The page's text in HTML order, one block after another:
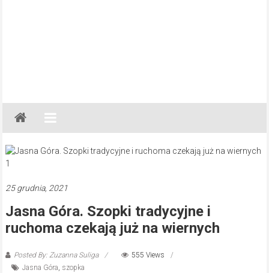
Gazeta
Regionalna
Częstochowa,
Kłobuck,
Myszków
25 grudnia, 2021
Jasna Góra. Szopki tradycyjne i
ruchoma czekają już na wiernych
Posted By: Zuzanna Suliga
555 Views
Jasna Góra, szopka